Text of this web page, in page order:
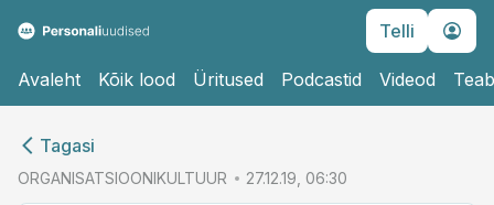
Telli
Avaleht Kõik lood Üritused Podcastid Videod
Tagasi
ORGANISATSIOONIKULTUUR 27.12.19, 06:30